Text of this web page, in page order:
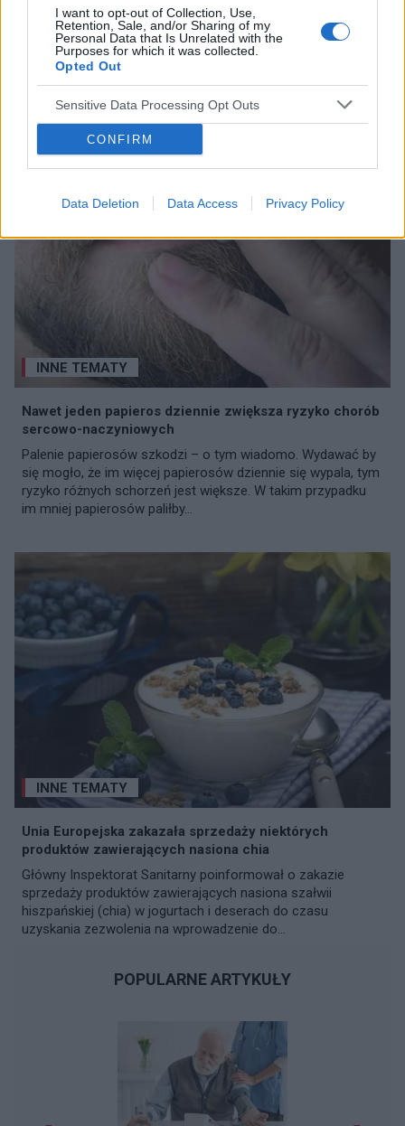
I want to opt-out of Collection, Use,
Retention, Sale, and/or Sharing of my
Personal Data that Is Unrelated with the
Purposes for which it was collected.
Opted Out
Sensitive Data Processing Opt Outs
CONFIRM
Data Deletion Data Access Privacy Policy
nowotwory serca
Nowotwory serca to choroby spotykane niezwykle rzadko,
zdarza się jednak, że narząd ten zostaje objęty procesem
nowotworowym. Zazwyczaj rak serca wykrywany jest
przypadkowo – dziać się tak może...
INNE TEMATY
Nawet jeden papieros dziennie zwiększa ryzyko chorób
sercowo-naczyniowych
Palenie papierosów szkodzi – o tym wiadomo. Wydawać by
się mogło, że im więcej papierosów dziennie się wypala, tym
ryzyko różnych schorzeń jest większe. W takim przypadku
im mniej papierosów paliłby...
INNE TEMATY
Unia Europejska zakazała sprzedaży niektórych
produktów zawierających nasiona chia
Główny Inspektorat Sanitarny poinformował o zakazie
sprzedaży produktów zawierających nasiona szałwii
hiszpańskiej (chia) w jogurtach i deserach do czasu
uzyskania zezwolenia na wprowadzenie do...
POPULARNE ARTYKUŁY